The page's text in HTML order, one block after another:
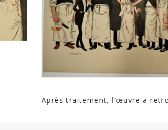
Après traitement, l’œuvre a